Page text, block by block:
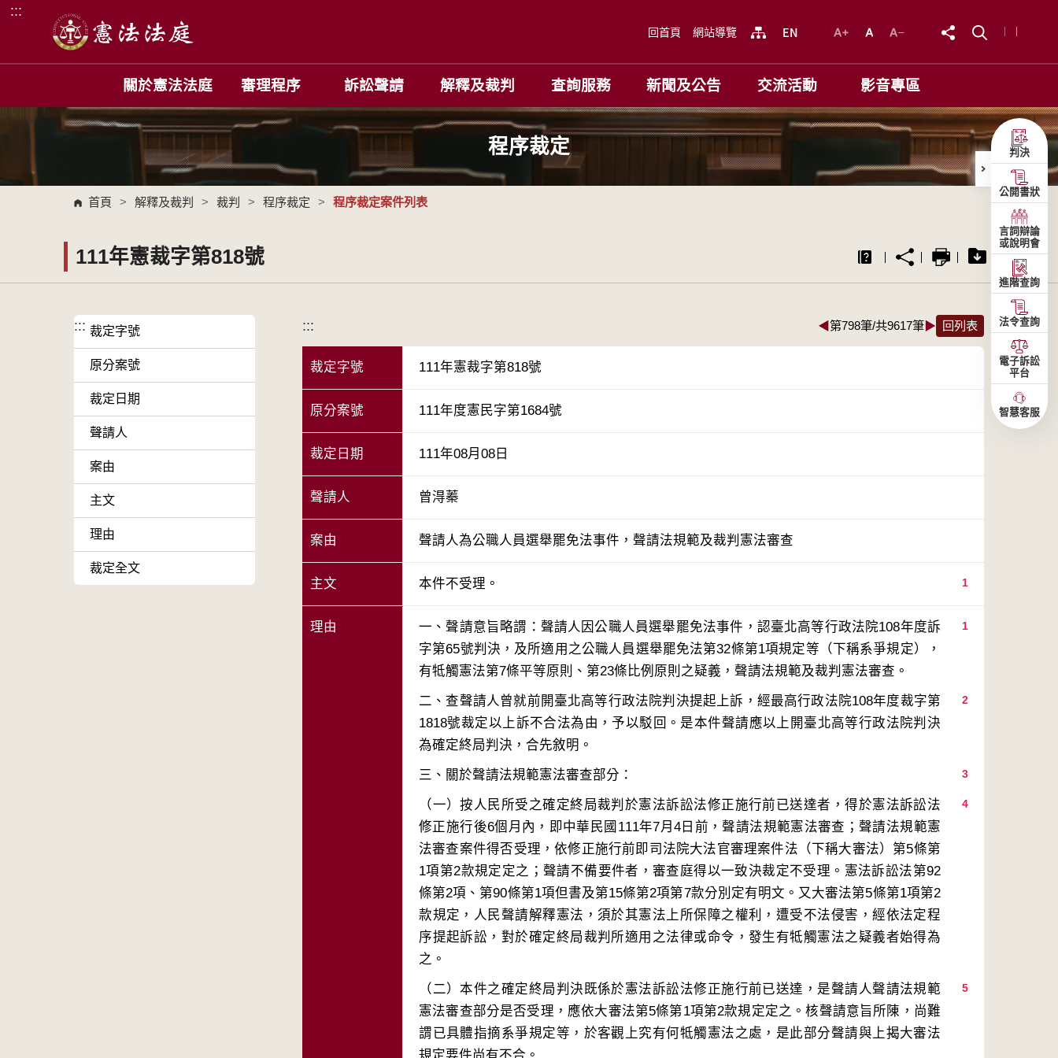
跳到主要內容區塊
:::
回首頁 網站導覽
關於憲法法庭 審理程序 訴訟聲請 解釋及裁判 查詢服務 新聞及公告 交流活動 影音專區
程序裁定
首頁 > 解釋及裁判 > 裁判 > 程序裁定 > 程序裁定案件列表
111年憲裁字第818號
::: 裁定字號
原分案號
裁定日期
聲請人
案由
主文
理由
裁定全文
::: ◀第798筆/共9617筆▶ 回列表
裁定字號 111年憲裁字第818號
原分案號 111年度憲民字第1684號
裁定日期 111年08月08日
聲請人 曾淂蓁
案由 聲請人為公職人員選舉罷免法事件，聲請法規範及裁判憲法審查
主文 1
本件不受理。
理由 1
一、聲請意旨略謂：聲請人因公職人員選舉罷免法事件，認臺北高等行政法院108年度訴
字第65號判決，及所適用之公職人員選舉罷免法第32條第1項規定等（下稱系爭規定），
2
二、查聲請人曾就前開臺北高等行政法院判決提起上訴，經最高行政法院108年度裁字第
1818號裁定以上訴不合法為由，予以駁回。是本件聲請應以上開臺北高等行政法院判決
3
4
（一）按人民所受之確定終局裁判於憲法訴訟法修正施行前已送達者，得於憲法訴訟法
修正施行後6個月內，即中華民國111年7月4日前，聲請法規範憲法審查；聲請法規範憲
法審查案件得否受理，依修正施行前即司法院大法官審理案件法（下稱大審法）第5條第
1項第2款規定定之；聲請不備要件者，審查庭得以一致決裁定不受理。憲法訴訟法第92
條第2項、第90條第1項但書及第15條第2項第7款分別定有明文。又大審法第5條第1項第2
款規定，人民聲請解釋憲法，須於其憲法上所保障之權利，遭受不法侵害，經依法定程
序提起訴訟，對於確定終局裁判所適用之法律或命令，發生有牴觸憲法之疑義者始得為
5
（二）本件之確定終局判決既係於憲法訴訟法修正施行前已送達，是聲請人聲請法規範
憲法審查部分是否受理，應依大審法第5條第1項第2款規定定之。核聲請意旨所陳，尚難
謂已具體指摘系爭規定等，於客觀上究有何牴觸憲法之處，是此部分聲請與上揭大審法
判決
公開書狀
言詞辯論
或說明會
進階查詢
法令查詢
電子訴訟
平台
智慧客服